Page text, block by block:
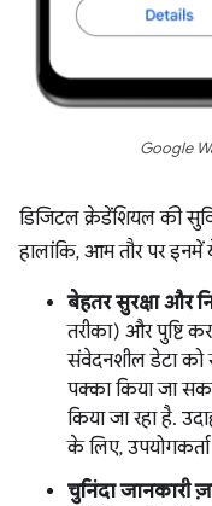
Google
डिजिटल क्रेडेंशियल की
हालांकि, आम तौर पर इनमें
बेहतर सुरक्षा और
तरीका) और पुष्टि
संवेदनशील डेटा को
पक्का किया जा
किया जा रहा है.
के लिए,
चुनिंदा जानकारी